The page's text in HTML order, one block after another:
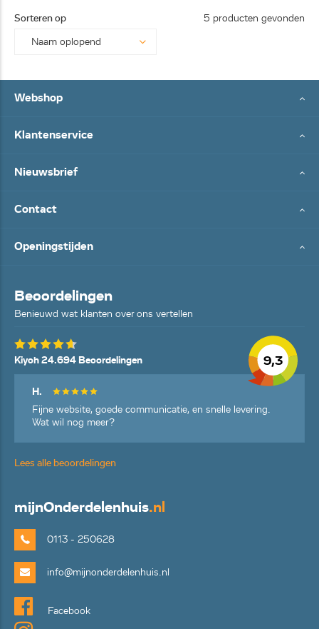
Sorteren op 5 producten gevonden
Webshop
Klantenservice
Nieuwsbrief
Contact
Openingstijden
Beoordelingen
Benieuwd wat klanten over ons vertellen
9,3
Kiyoh 24.694 Beoordelingen
H.
Fijne website, goede communicatie, en snelle levering.
Wat wil nog meer?
Lees alle beoordelingen
mijnOnderdelenhuis.nl
0113 - 250628
info@mijnonderdelenhuis.nl
Facebook